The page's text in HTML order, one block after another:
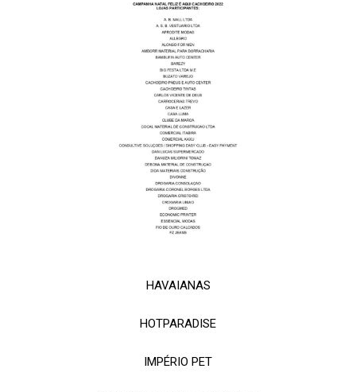
HAVAIANAS
HOTPARADISE
IMPÉRIO PET